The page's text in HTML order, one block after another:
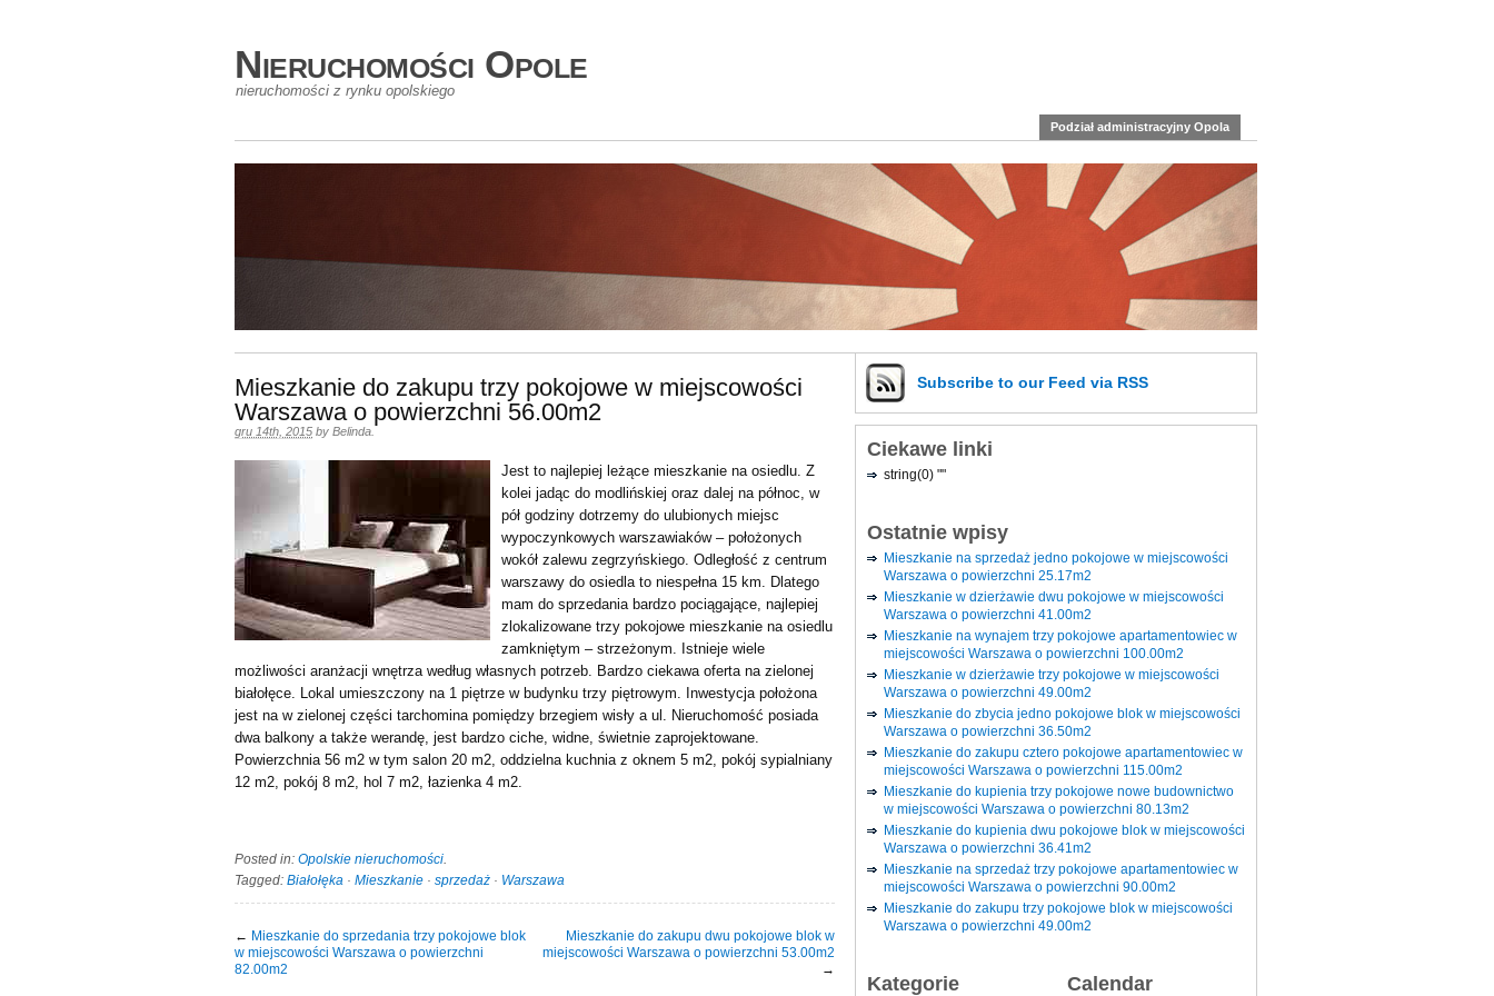
Nieruchomości Opole
nieruchomości z rynku opolskiego
Podział administracyjny Opola
Mieszkanie do zakupu trzy pokojowe w miejscowości
Warszawa o powierzchni 56.00m2
gru 14th, 2015 by Belinda
Jest to najlepiej leżące mieszkanie na osiedlu. Z
kolei jadąc do modlińskiej oraz dalej na północ, w
pół godziny dotrzemy do ulubionych miejsc
wypoczynkowych warszawiaków – położonych
wokół zalewu zegrzyńskiego. Odległość z centrum
warszawy do osiedla to niespełna 15 km. Dlatego
mam do sprzedania bardzo pociągające, najlepiej
zlokalizowane trzy pokojowe mieszkanie na osiedlu
zamkniętym – strzeżonym. Istnieje wiele
możliwości aranżacji wnętrza według własnych potrzeb. Bardzo ciekawa oferta na zielonej
białołęce. Lokal umieszczony na 1 piętrze w budynku trzy piętrowym. Inwestycja położona
jest na w zielonej części tarchomina pomiędzy brzegiem wisły a ul. Nieruchomość posiada
dwa balkony a także werandę, jest bardzo ciche, widne, świetnie zaprojektowane.
Powierzchnia 56 m2 w tym salon 20 m2, oddzielna kuchnia z oknem 5 m2, pokój sypialniany
12 m2, pokój 8 m2, hol 7 m2, łazienka 4 m2.
Posted in: Opolskie nieruchomości.
Tagged: Białołęka · Mieszkanie · sprzedaż · Warszawa
← Mieszkanie do sprzedania trzy pokojowe blok
w miejscowości Warszawa o powierzchni
82.00m2
Mieszkanie do zakupu dwu pokojowe blok w
miejscowości Warszawa o powierzchni 53.00m2
→
Subscribe to our Feed via RSS
Ciekawe linki
string(0) ""
Ostatnie wpisy
Mieszkanie na sprzedaż jedno pokojowe w miejscowości
Warszawa o powierzchni 25.17m2
Mieszkanie w dzierżawie dwu pokojowe w miejscowości
Warszawa o powierzchni 41.00m2
Mieszkanie na wynajem trzy pokojowe apartamentowiec w
miejscowości Warszawa o powierzchni 100.00m2
Mieszkanie w dzierżawie trzy pokojowe w miejscowości
Warszawa o powierzchni 49.00m2
Mieszkanie do zbycia jedno pokojowe blok w miejscowości
Warszawa o powierzchni 36.50m2
Mieszkanie do zakupu cztero pokojowe apartamentowiec w
miejscowości Warszawa o powierzchni 115.00m2
Mieszkanie do kupienia trzy pokojowe nowe budownictwo
w miejscowości Warszawa o powierzchni 80.13m2
Mieszkanie do kupienia dwu pokojowe blok w miejscowości
Warszawa o powierzchni 36.41m2
Mieszkanie na sprzedaż trzy pokojowe apartamentowiec w
miejscowości Warszawa o powierzchni 90.00m2
Mieszkanie do zakupu trzy pokojowe blok w miejscowości
Warszawa o powierzchni 49.00m2
Kategorie Calendar